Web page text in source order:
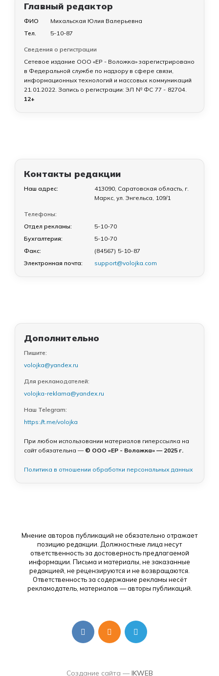
Главный редактор
ФИО
Михальская Юлия Валерьевна
Тел.
5-10-87
Сведения о регистрации
Сетевое издание ООО «ЕР - Воложка» зарегистрировано
в Федеральной службе по надзору в сфере связи,
информационных технологий и массовых коммуникаций
21.01.2022. Запись о регистрации: ЭЛ № ФС 77 - 82704.
12+
Контакты редакции
Наш адрес:
413090, Саратовская область, г.
Маркс, ул. Энгельса, 109/1
Телефоны:
Отдел рекламы:
5-10-70
Бухгалтерия:
5-10-70
Факс:
(84567) 5-10-87
Электронная почта:
support@volojka.com
Дополнительно
Пишите:
volojka@yandex.ru
Для рекламодателей:
volojka-reklama@yandex.ru
Наш Telegram:
https://t.me/volojka
При любом использовании материалов гиперссылка на
сайт обязательна — © ООО «ЕР - Воложка» — 2025 г.
Политика в отношении обработки персональных данных
Мнение авторов публикаций не обязательно отражает
позицию редакции. Должностные лица несут
ответственность за достоверность предлагаемой
информации. Письма и материалы, не заказанные
редакцией, не рецензируются и не возвращаются.
Ответственность за содержание рекламы несёт
рекламодатель, материалов — авторы публикаций.
Создание сайта — IKWEB